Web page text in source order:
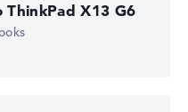
ThinkPad X13 G6